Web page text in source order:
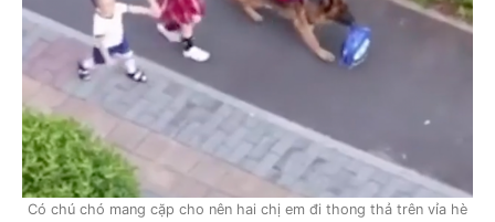
Có chú chó mang cặp cho nên hai chị em đi thong thả trên vỉa hè